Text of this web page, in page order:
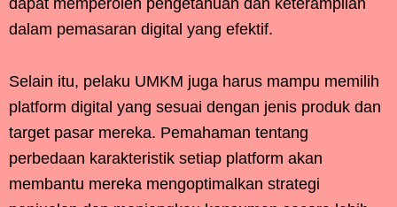
dalam pemasaran digital yang efektif.
Selain itu, pelaku UMKM juga harus mampu memilih
platform digital yang sesuai dengan jenis produk dan
target pasar mereka. Pemahaman tentang
perbedaan karakteristik setiap platform akan
membantu mereka mengoptimalkan strategi